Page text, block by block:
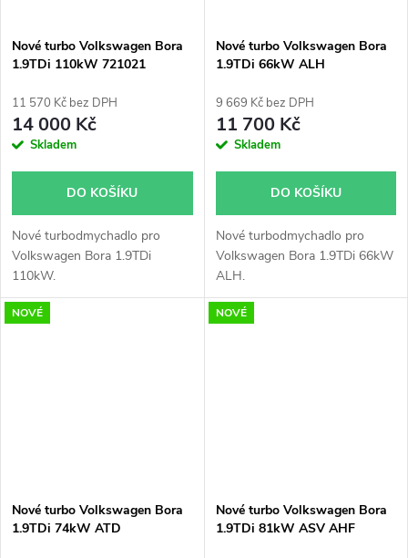
Nové turbo Volkswagen Bora
1.9TDi 110kW 721021
11 570 Kč bez DPH
14 000 Kč
Skladem
DO KOŠÍKU
Nové turbodmychadlo pro
Volkswagen Bora 1.9TDi
110kW.
Nové turbo Volkswagen Bora
1.9TDi 66kW ALH
9 669 Kč bez DPH
11 700 Kč
Skladem
DO KOŠÍKU
Nové turbodmychadlo pro
Volkswagen Bora 1.9TDi 66kW
ALH.
NOVÉ
Nové turbo Volkswagen Bora
1.9TDi 74kW ATD
NOVÉ
Nové turbo Volkswagen Bora
1.9TDi 81kW ASV AHF